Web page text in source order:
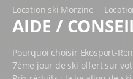
Location ski Morzine
AIDE /
Pourquoi choisir Ekosport-
7ème jour de ski offert sur